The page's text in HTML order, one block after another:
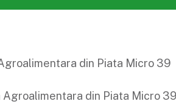
din Piata Micro 39
din Piata Micro 39